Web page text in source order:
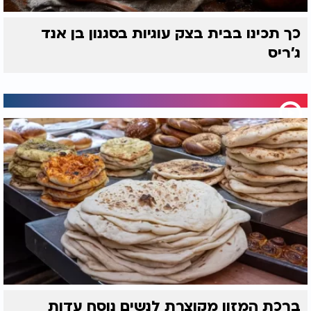
כך תכינו בבית בצק עוגיות בסגנון בן אנד
ג'ריס
ברכת המזון מקוצרת לנשים נוסח עדות